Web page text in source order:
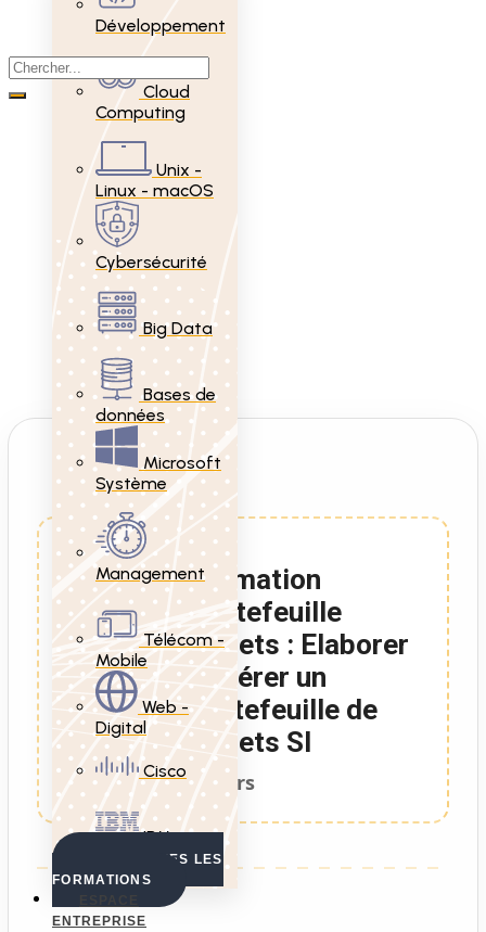
Développement
Cloud
Computing
Unix -
Linux - macOS
Cybersécurité
Big Data
Bases de
données
Microsoft
Système
Management
Télécom -
Mobile
Web -
Digital
Cisco
IBM
VOIR TOUTES LES
FORMATIONS
ENTREPRISE
Formation
Portefeuille
projets : Elaborer
et gérer un
portefeuille de
projets SI
2 Jours